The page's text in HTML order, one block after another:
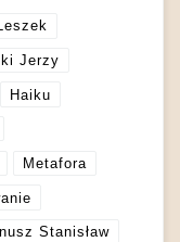
Jerzy
Haiku
Metafora
Stanisław